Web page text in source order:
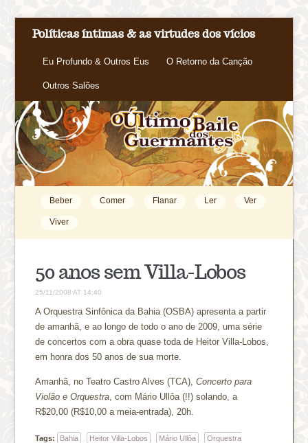
Políticas íntimas & as virtudes dos vícios
Eu Profundo & Outros Eus O Retorno da Canção
Outros Salões
Beber Comer Flanar Ler Ver
Viver
50 anos sem Villa-Lobos
25/11/2008 AT 14:40
A Orquestra Sinfônica da Bahia (OSBA) apresenta a partir
de amanhã, e ao longo de todo o ano de 2009, uma série
de concertos com a obra quase toda de Heitor Villa-Lobos,
em honra dos 50 anos de sua morte.
Amanhã, no Teatro Castro Alves (TCA),Concerto para
Violão e Orquestra , com Mário Ullôa (!!) solando, a
R$20,00 (R$10,00 a meia-entrada), 20h.
Tags: Bahia Heitor Villa-Lobos Mário Ullôa Orquestra